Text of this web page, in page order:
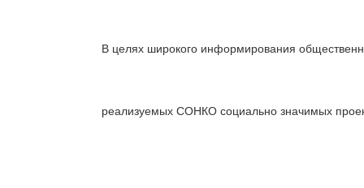
В целях широкого информирования
реализуемых СОНКО социально значимых